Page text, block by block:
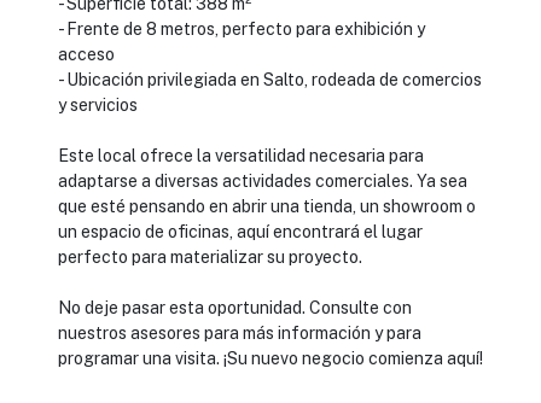
- Superficie total: 388 m²
- Frente de 8 metros, perfecto para exhibición y
acceso
- Ubicación privilegiada en Salto, rodeada de comercios
y servicios
Este local ofrece la versatilidad necesaria para
adaptarse a diversas actividades comerciales. Ya sea
que esté pensando en abrir una tienda, un showroom o
un espacio de oficinas, aquí encontrará el lugar
perfecto para materializar su proyecto.
No deje pasar esta oportunidad. Consulte con
nuestros asesores para más información y para
programar una visita. ¡Su nuevo negocio comienza aquí!